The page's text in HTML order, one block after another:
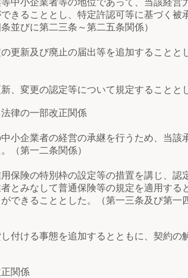
中小企業者等の地位であって、当該経営
きることとし、特定許認可等に基づく
並びに第二三条～第二五条関係）
更新及び廃止の届出等を追加することと
変更の認定等について規定することと
律の一部改正関係
小企業者の経営の承継を行うため、当該
（第一二条関係）
保険の特別枠の設定等の措置を講じ、認
とみなして普通保険等の規定を適用す
できることとした。（第一三条及び第一
付ける事態を追加するとともに、契約の
関係